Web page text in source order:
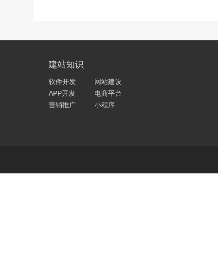
建站知识
软件开发
网站建设
APP开发
电商平台
营销推广
小程序